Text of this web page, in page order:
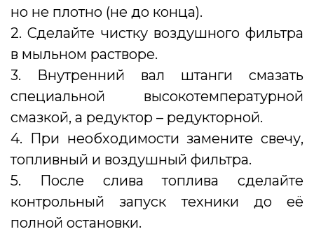
но не плотно (не до конца).
2. Сделайте чистку воздушного фильтра
в мыльном растворе.
3. Внутренний вал штанги смазать
специальной высокотемпературной
смазкой, а редуктор – редукторной.
4. При необходимости замените свечу,
топливный и воздушный фильтра.
5. После слива топлива сделайте
контрольный запуск техники до её
полной остановки.